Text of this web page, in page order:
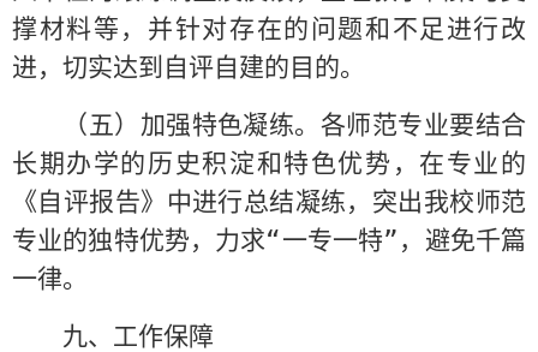
撑材料等，并针对存在的问题和不足进行改
进，切实达到自评自建的目的。
（五）加强特色凝练。各师范专业要结合
长期办学的历史积淀和特色优势，在专业的
《自评报告》中进行总结凝练，突出我校师范
专业的独特优势，力求“一专一特”，避免千篇
一律。
九、工作保障